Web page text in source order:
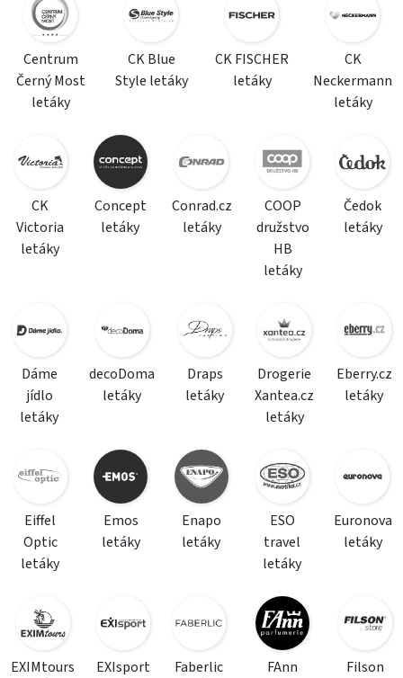
Centrum
Černý Most
letáky
CK Blue
Style letáky
CK FISCHER
letáky
CK
Neckermann
letáky
CK
Victoria
letáky
Concept
letáky
Conrad.cz
letáky
COOP
družstvo
HB
letáky
Čedok
letáky
Dáme
jídlo
letáky
decoDoma
letáky
Draps
letáky
Drogerie
Xantea.cz
letáky
Eberry.cz
letáky
Eiffel
Optic
letáky
Emos
letáky
Enapo
letáky
ESO
travel
letáky
Euronova
letáky
EXIMtours
EXIsport
Faberlic
FAnn
Filson